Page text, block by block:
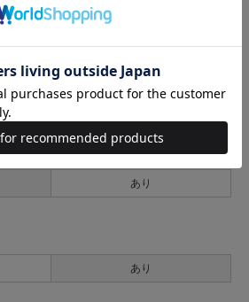
普通
あり
あり
あり